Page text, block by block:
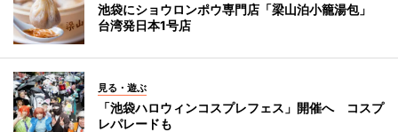
池袋にショウロンポウ専門店「梁山泊小籠湯包」
台湾発日本1号店
見る・遊ぶ
「池袋ハロウィンコスプレフェス」開催へ コスプ
レパレードも